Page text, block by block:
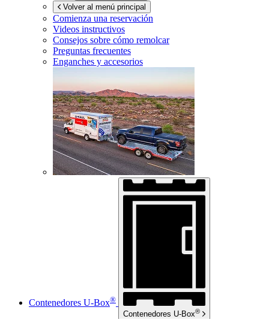
Volver al menú principal
Comienza una reservación
Videos instructivos
Consejos sobre cómo remolcar
Preguntas frecuentes
Enganches y accesorios
Contenedores U-Box®
Contenedores U-Box®